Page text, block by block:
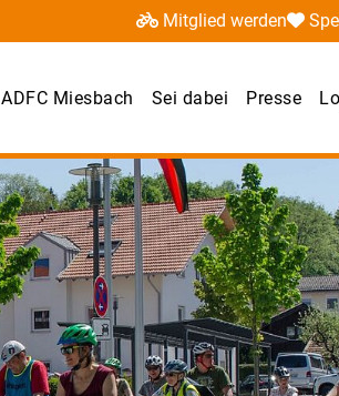
Mitglied werden
ADFC Miesbach Sei dabei Presse